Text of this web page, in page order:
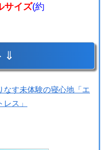
サイズ(約
⇓
なす未体験の寝心地「エ
ス」